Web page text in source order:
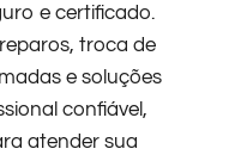
e certificado.
troca de
e soluções
confiável,
atender sua